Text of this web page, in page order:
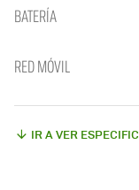
BATERÍA
RED MÓVIL
IR A VER